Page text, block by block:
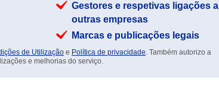
Gestores e respetivas ligações a
outras empresas
Marcas e publicações legais
de Utilização e Política de privacidade. Também autorizo a
e melhorias do serviço.